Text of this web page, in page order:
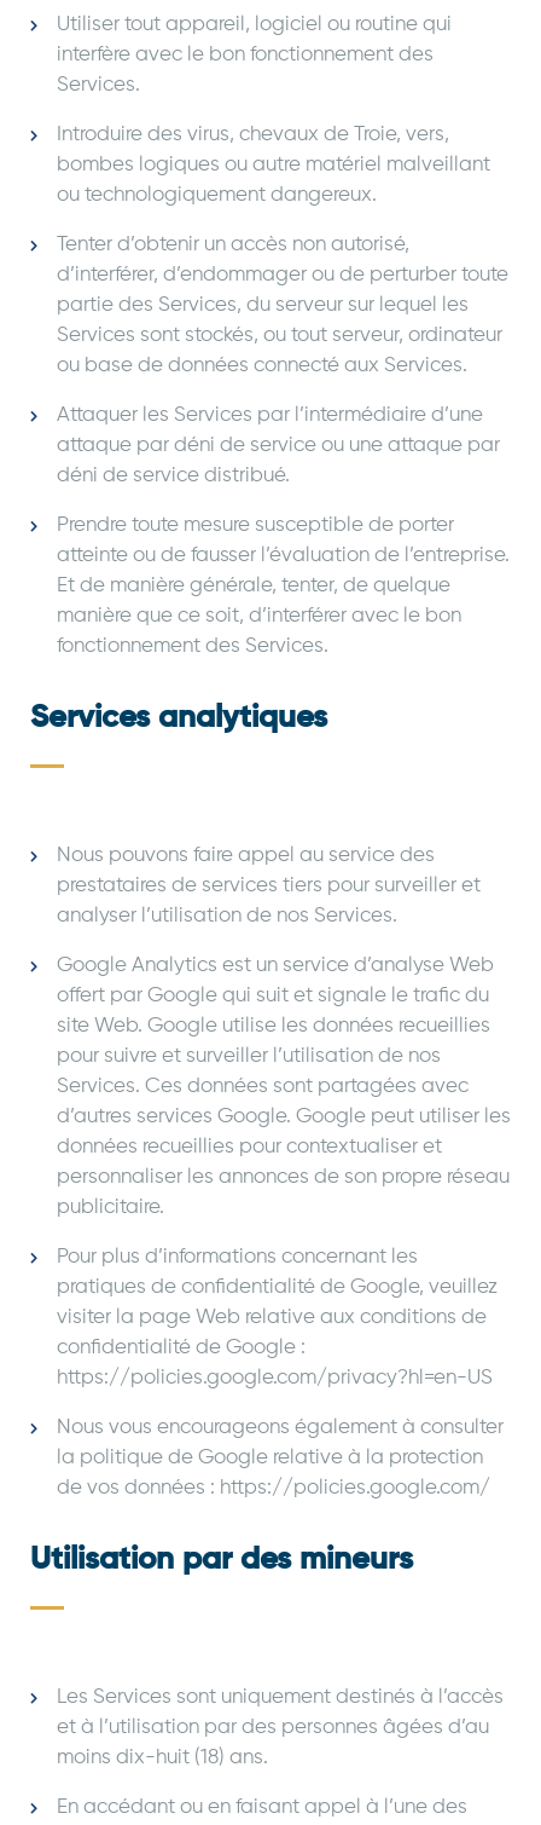
Utiliser tout appareil, logiciel ou routine qui
interfère avec le bon fonctionnement des
Services.
Introduire des virus, chevaux de Troie, vers,
bombes logiques ou autre matériel malveillant
ou technologiquement dangereux.
Tenter d’obtenir un accès non autorisé,
d’interférer, d’endommager ou de perturber toute
partie des Services, du serveur sur lequel les
Services sont stockés, ou tout serveur, ordinateur
ou base de données connecté aux Services.
Attaquer les Services par l’intermédiaire d’une
attaque par déni de service ou une attaque par
déni de service distribué.
Prendre toute mesure susceptible de porter
atteinte ou de fausser l’évaluation de l’entreprise.
Et de manière générale, tenter, de quelque
manière que ce soit, d’interférer avec le bon
fonctionnement des Services.
Services analytiques
Nous pouvons faire appel au service des
prestataires de services tiers pour surveiller et
analyser l’utilisation de nos Services.
Google Analytics est un service d’analyse Web
offert par Google qui suit et signale le trafic du
site Web. Google utilise les données recueillies
pour suivre et surveiller l’utilisation de nos
Services. Ces données sont partagées avec
d’autres services Google. Google peut utiliser les
données recueillies pour contextualiser et
personnaliser les annonces de son propre réseau
publicitaire.
Pour plus d’informations concernant les
pratiques de confidentialité de Google, veuillez
visiter la page Web relative aux conditions de
confidentialité de Google :
https://policies.google.com/privacy?hl=en-US
Nous vous encourageons également à consulter
la politique de Google relative à la protection
de vos données : https://policies.google.com/
Utilisation par des mineurs
Les Services sont uniquement destinés à l’accès
et à l’utilisation par des personnes âgées d’au
moins dix-huit (18) ans.
En accédant ou en faisant appel à l’une des